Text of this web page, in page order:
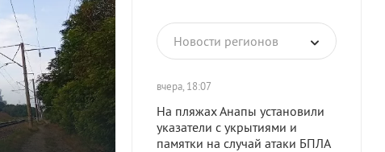
Новости регионов
вчера, 18:07
На пляжах Анапы установили
указатели с укрытиями и
памятки на случай атаки БПЛА